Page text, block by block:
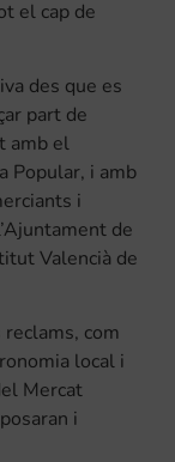
el cap de
des que es
part de
amb el
Popular, i amb
i
de
Valencià de
com
local i
Mercat
i